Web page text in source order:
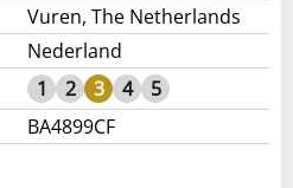
Vuren, The Netherlands
Nederland
1 2 3 4
5
BA4899CF